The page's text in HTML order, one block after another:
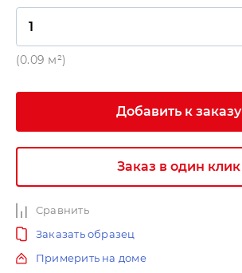
(0.09 м²)
Добавить к заказу
Заказ в один клик
Сравнить
Заказать образец
Примерить на доме